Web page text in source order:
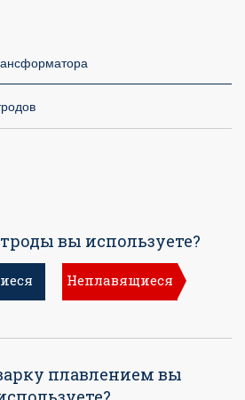
вы используете?
Неплавящиеся
плавлением вы